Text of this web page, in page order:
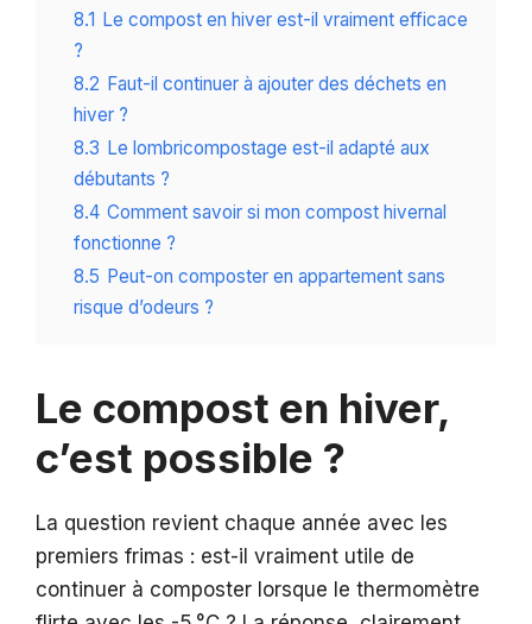
8.1 Le compost en hiver est-il vraiment efficace
?
8.2 Faut-il continuer à ajouter des déchets en
hiver ?
8.3 Le lombricompostage est-il adapté aux
débutants ?
8.4 Comment savoir si mon compost hivernal
fonctionne ?
8.5 Peut-on composter en appartement sans
risque d’odeurs ?
Le compost en hiver,
c’est possible ?
La question revient chaque année avec les
premiers frimas : est-il vraiment utile de
continuer à composter lorsque le thermomètre